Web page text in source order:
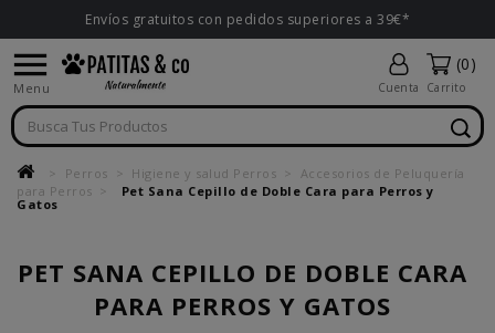
Envíos gratuitos con pedidos superiores a 39€*

Menu Cuenta
(0)
Carrito
Perros Higiene y salud Perros
Accesorios de Peluquería
para Perros
Pet Sana Cepillo de Doble Cara para Perros y
Gatos
PET SANA CEPILLO DE DOBLE CARA
PARA PERROS Y GATOS